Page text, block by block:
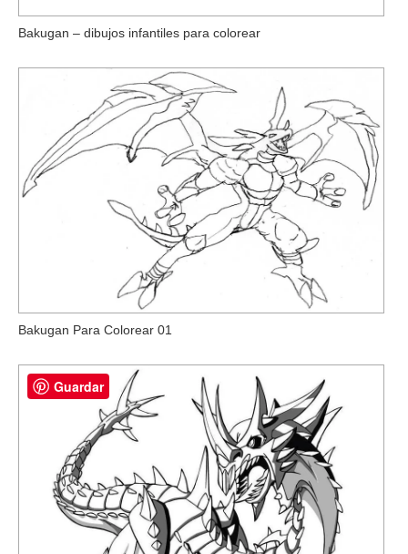
Bakugan – dibujos infantiles para colorear
Bakugan Para Colorear 01
Guardar